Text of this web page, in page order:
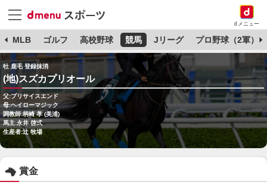
dメニュー
MLB ゴルフ 高校野球 競馬 Jリーグ プロ野球（2軍）
牡 鹿毛 登録抹消
(地)スズカプリオール
父:プリサイスエンド
母:ヘイローマジック
調教師:柄崎 孝 (美浦)
馬主:永井 啓弍
生産者:辻 牧場
賞金